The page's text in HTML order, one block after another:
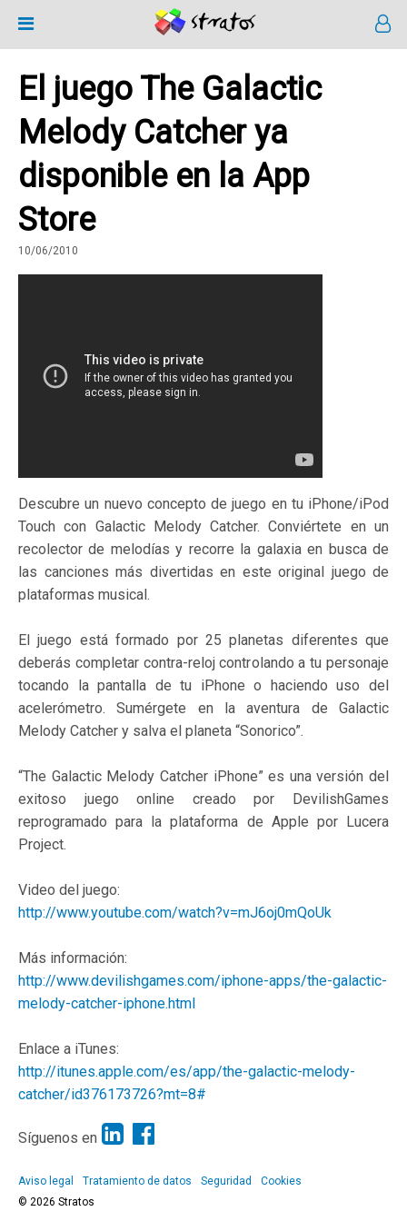
El juego The Galactic
Melody Catcher ya
disponible en la App
Store
10/06/2010
Descubre un nuevo concepto de juego en tu iPhone/iPod
Touch con Galactic Melody Catcher. Conviértete en un
recolector de melodías y recorre la galaxia en busca de
las canciones más divertidas en este original juego de
plataformas musical.
El juego está formado por 25 planetas diferentes que
deberás completar contra-reloj controlando a tu personaje
tocando la pantalla de tu iPhone o haciendo uso del
acelerómetro. Sumérgete en la aventura de Galactic
Melody Catcher y salva el planeta “Sonorico”.
“The Galactic Melody Catcher iPhone” es una versión del
exitoso juego online creado por DevilishGames
reprogramado para la plataforma de Apple por Lucera
Project.
Video del juego:
http://www.youtube.com/watch?v=mJ6oj0mQoUk
Más información:
http://www.devilishgames.com/iphone-apps/the-galactic-
melody-catcher-iphone.html
Enlace a iTunes:
http://itunes.apple.com/es/app/the-galactic-melody-
catcher/id376173726?mt=8#
Síguenos en
Aviso legal Tratamiento de datos Seguridad
Cookies
© 2026 Stratos